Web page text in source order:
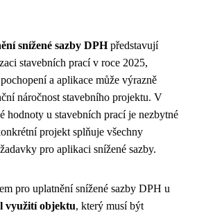
snížené sazby DPHpředstavují
stavebních prací v roce 2025,
a aplikace může výrazně
náročnost stavebního projektu. V
hodnoty u stavebních prací je nezbytné
projekt splňuje všechny
pro aplikaci snížené sazby.
pro uplatnění snížené sazby DPH u
využití objektu, který musí být